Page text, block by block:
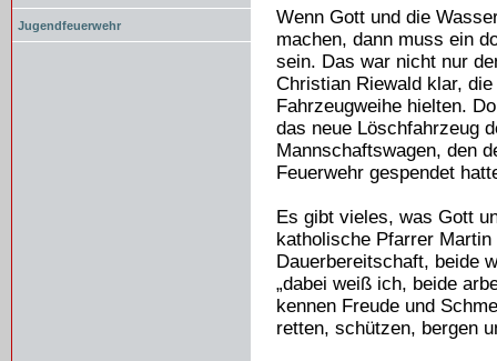
Jugendfeuerwehr
Wenn Gott und die
machen, dann muss ein
sein. Das war nicht nur
Christian Riewald klar,
Fahrzeugweihe hielten.
das neue Löschfahrzeug
Mannschaftswagen, den
Feuerwehr gespendet
Es gibt vieles, was Gott
katholische Pfarrer
Dauerbereitschaft, beide
„dabei weiß ich, beide
kennen Freude und
retten, schützen, bergen